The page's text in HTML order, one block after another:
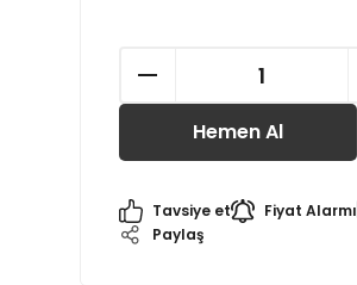
Hemen Al
Tavsiye et Fiyat Alarmı
Paylaş